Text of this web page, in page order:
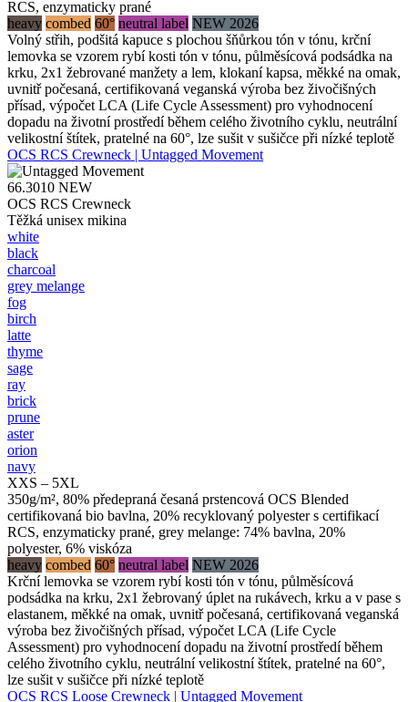
RCS, enzymaticky prané
heavy combed 60° neutral label NEW 2026
Volný střih, podšitá kapuce s plochou šňůrkou tón v tónu, krční
lemovka se vzorem rybí kosti tón v tónu, půlměsícová podsádka na
krku, 2x1 žebrované manžety a lem, klokaní kapsa, měkké na omak,
uvnitř počesaná, certifikovaná veganská výroba bez živočišných
přísad, výpočet LCA (Life Cycle Assessment) pro vyhodnocení
dopadu na životní prostředí během celého životního cyklu, neutrální
velikostní štítek, pratelné na 60°, lze sušit v sušičce při nízké teplotě
OCS RCS Crewneck | Untagged Movement
66.3010 NEW
OCS RCS Crewneck
Těžká unisex mikina
white
black
charcoal
grey melange
fog
birch
latte
thyme
sage
ray
brick
prune
aster
orion
navy
XXS – 5XL
350g/m², 80% předepraná česaná prstencová OCS Blended
certifikovaná bio bavlna, 20% recyklovaný polyester s certifikací
RCS, enzymaticky prané, grey melange: 74% bavlna, 20%
polyester, 6% viskóza
heavy combed 60° neutral label NEW 2026
Krční lemovka se vzorem rybí kosti tón v tónu, půlměsícová
podsádka na krku, 2x1 žebrovaný úplet na rukávech, krku a v pase s
elastanem, měkké na omak, uvnitř počesaná, certifikovaná veganská
výroba bez živočišných přísad, výpočet LCA (Life Cycle
Assessment) pro vyhodnocení dopadu na životní prostředí během
celého životního cyklu, neutrální velikostní štítek, pratelné na 60°,
lze sušit v sušičce při nízké teplotě
OCS RCS Loose Crewneck | Untagged Movement